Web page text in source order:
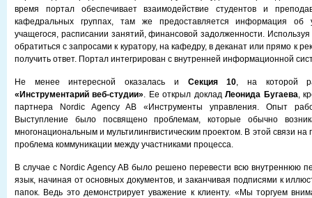
время портал обеспечивает взаимодействие студентов и
кафедральных группах, там же предоставляется информация об
учащегося, расписании занятий, финансовой задолженности.
обратиться с запросами к куратору, на кафедру, в деканат или прямо к
получить ответ. Портал интегрирован с внутренней информационной
Не менее интересной оказалась и Секция 10, на которой
«Инструментарий веб-студии». Ее открыл докладЛеонида Бугаева,
партнера Nordic Agency AB «Инструменты управления. Опыт
Выступление было посвящено проблемам, которые обычно
многонациональным и мультилингвистическим проектом. В этой связи
проблема коммуникации между участниками процесса.
В случае с Nordic Agency AB было решено перевести всю внутреннюю
язык, начиная от основных документов, и заканчивая подписями к
папок. Ведь это демонстрирует уважение к клиенту. «Мы торгуем